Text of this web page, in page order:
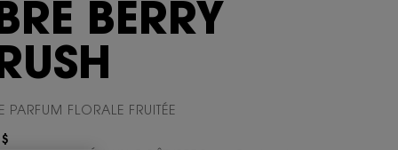
BERRY
PARFUM FLORALE FRUITÉE​